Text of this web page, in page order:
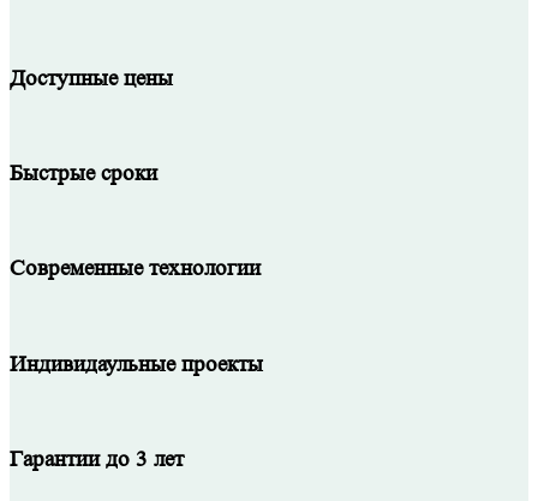
Доступные цены
Быстрые сроки
Современные технологии
Индивидаульные проекты
Гарантии до 3 лет